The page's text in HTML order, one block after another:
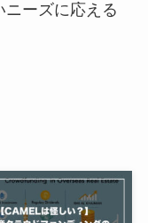
ニーズに応える